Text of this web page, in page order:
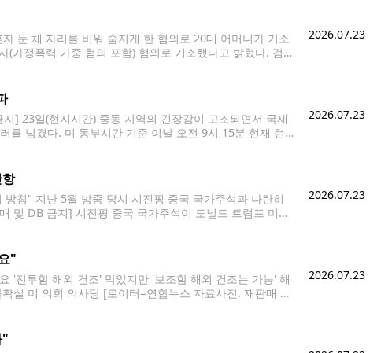
둔 채 자리를 비워 숨지게 한 혐의로 20대 어머니가 기소
가정폭력 가중 혐의 포함) 혐의로 기소했다고 밝혔다. 검찰
2026.07.23
] 23일(현지시간) 중동 지역의 긴장감이 고조되면서 국제
를 넘겼다. 미 동부시간 기준 이날 오전 9시 15분 현재 런
2026.07.23
침" 지난 5월 방중 당시 시진핑 중국 국가주석과 나란히
및 DB 금지] 시진핑 중국 국가주석이 도널드 트럼프 미국
2026.07.23
"
'전투함 해외 건조' 막았지만 '보조함 해외 건조는 가능' 해
실 미 의회 의사당 [로이터=연합뉴스 자료사진. 재판매 및
2026.07.23
"